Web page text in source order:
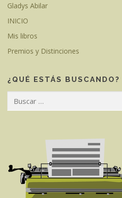
Gladys Abilar
INICIO
Mis libros
Premios y Distinciones
¿QUÉ ESTÁS BUSCANDO?